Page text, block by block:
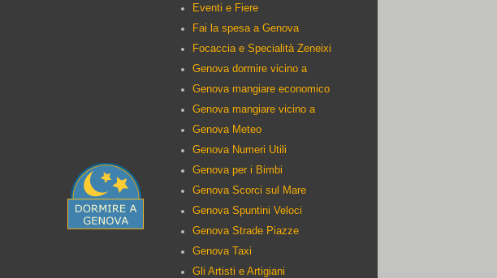
Eventi e Fiere
Fai la spesa a Genova
Focaccia e Specialità Zeneixi
Genova dormire vicino a
Genova mangiare economico
Genova mangiare vicino a
Genova Meteo
Genova Numeri Utili
Genova per i Bimbi
Genova Scorci sul Mare
Genova Spuntini Veloci
Genova Strade Piazze
Genova Taxi
Gli Artisti e Artigiani